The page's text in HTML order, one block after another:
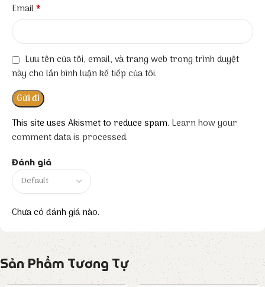
Đánh giá
Chưa có đánh giá nào.
Email*
Lưu tên của tôi, email, và trang web trong trình duyệt
này cho lần bình luận kế tiếp của tôi.
This site uses Akismet to reduce spam. Learn how your
comment data is processed.
Sản Phẩm Tương Tự